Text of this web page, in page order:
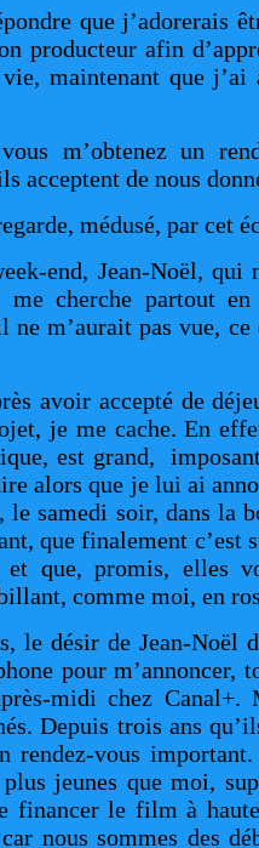
que j’adorerais
producteur afin
maintenant que
m’obtenez un
acceptent de nous
médusé, par cet
end, Jean-Noël, qui
me cherche partout
ne m’aurait pas vue,
avoir accepté de
je me cache. En
est grand,
alors que je lui ai
le samedi soir, dans la
que finalement c’est
et que, promis, elles
comme moi, en
le désir de Jean-Noël
pour m’annoncer,
midi chez Canal+.
Depuis trois ans
rendez-vous
jeunes que moi,
financer le film à
nous sommes des